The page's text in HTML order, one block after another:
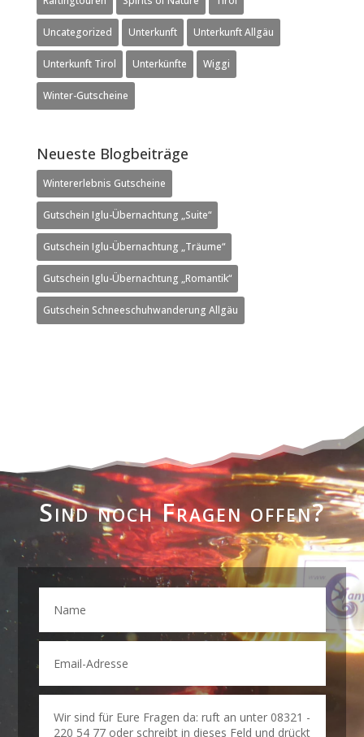
Uncategorized Unterkunft Unterkunft Allgäu
Unterkunft Tirol Unterkünfte Wiggi
Winter-Gutscheine
Neueste Blogbeiträge
Wintererlebnis Gutscheine
Gutschein Iglu-Übernachtung „Suite“
Gutschein Iglu-Übernachtung „Träume“
Gutschein Iglu-Übernachtung „Romantik“
Gutschein Schneeschuhwanderung Allgäu
Sind noch Fragen offen?